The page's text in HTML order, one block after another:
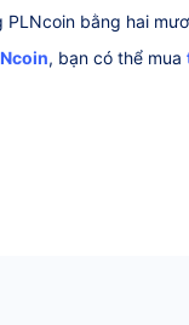
bằng hai
, bạn có thể mua